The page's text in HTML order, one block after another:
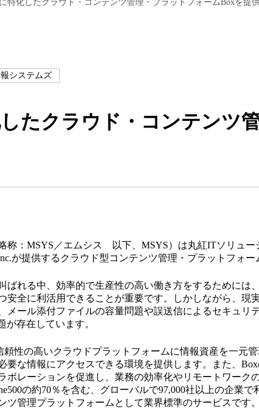
特化したクラウド・コンテンツ管理・プラットフォームBoxを提
システムズ
たクラウド・コンテンツ
称：MSYS／エムシス 以下、MSYS）は丸紅ITソリュー
が提供するクラウド型コンテンツ管理・プラットフォー
ばれる中、効率的で生産性の高い働き方をするためには
安全に利活用できることが重要です。しかしながら、現
メール添付ファイルの容量問題や誤送信によるセキュリ
が存在しています。
頼性の高いクラウドプラットフォームに情報資産を一元
要な情報にアクセスできる環境を提供します。また、
ボレーションを促進し、業務の効率化やリモートワーク
の約70％を含む、グローバルで97,000社以上の企業
ツ管理プラットフォームとして業界標準のサービスです。